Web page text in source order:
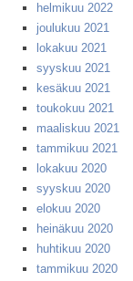
helmikuu 2022
joulukuu 2021
lokakuu 2021
syyskuu 2021
kesäkuu 2021
toukokuu 2021
maaliskuu 2021
tammikuu 2021
lokakuu 2020
syyskuu 2020
elokuu 2020
heinäkuu 2020
huhtikuu 2020
tammikuu 2020